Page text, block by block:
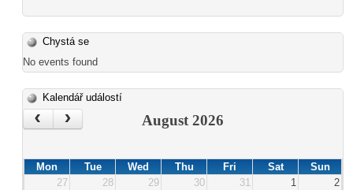
Chystá se
No events found
Kalendář událostí
‹ › August 2026
Mon Tue Wed Thu Fri Sat
Sun
27
28 29 30 31 1 2